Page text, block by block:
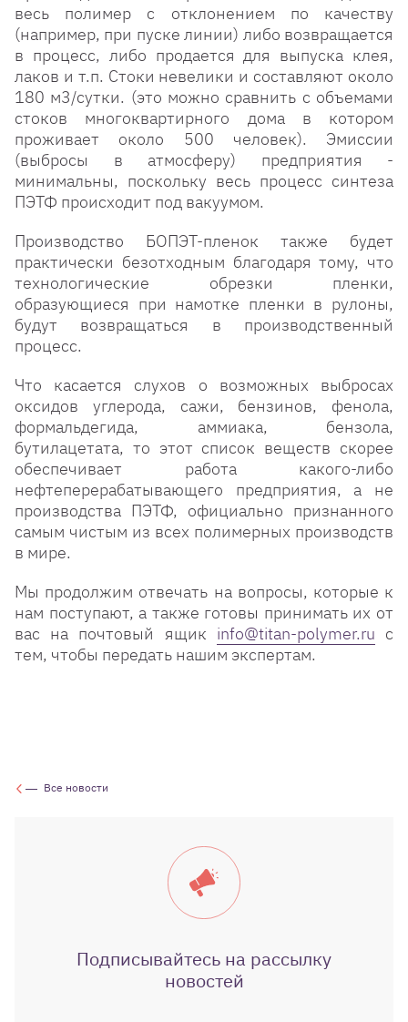
весь полимер с отклонением по качеству
(например, при пуске линии) либо возвращается
в процесс, либо продается для выпуска клея,
лаков и т.п. Стоки невелики и составляют около
180 м3/сутки. (это можно сравнить с объемами
стоков многоквартирного дома в котором
проживает около 500 человек). Эмиссии
(выбросы в атмосферу) предприятия -
минимальны, поскольку весь процесс синтеза
ПЭТФ происходит под вакуумом.
Производство БОПЭТ-пленок также будет
практически безотходным благодаря тому, что
технологические обрезки пленки,
образующиеся при намотке пленки в рулоны,
будут возвращаться в производственный
процесс.
Что касается слухов о возможных выбросах
оксидов углерода, сажи, бензинов, фенола,
формальдегида, аммиака, бензола,
бутилацетата, то этот список веществ скорее
обеспечивает работа какого-либо
нефтеперерабатывающего предприятия, а не
производства ПЭТФ, официально признанного
самым чистым из всех полимерных производств
в мире.
Мы продолжим отвечать на вопросы, которые к
нам поступают, а также готовы принимать их от
вас на почтовый ящик info@titan-polymer.ru с
тем, чтобы передать нашим экспертам.
Все новости
Подписывайтесь на рассылку
новостей